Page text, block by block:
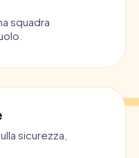
squadra
sicurezza,